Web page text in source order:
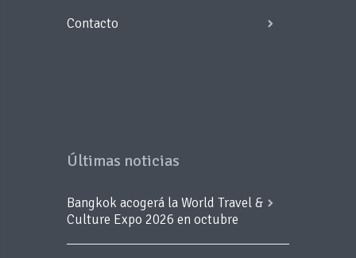
Contacto
Últimas noticias
Bangkok acogerá la World Travel &
Culture Expo 2026 en octubre